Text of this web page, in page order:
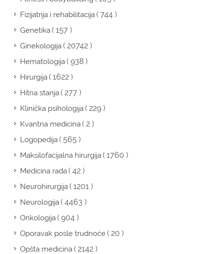
Fizijatrija i rehabilitacija( 744 )
Genetika( 157 )
Ginekologija( 20742 )
Hematologija( 938 )
Hirurgija( 1622 )
Hitna stanja( 277 )
Klinička psihologija( 229 )
Kvantna medicina( 2 )
Logopedija( 565 )
Maksilofacijalna hirurgija( 1760 )
Medicina rada( 42 )
Neurohirurgija( 1201 )
Neurologija( 4463 )
Onkologija( 904 )
Oporavak posle trudnoće( 20 )
Opšta medicina( 2142 )